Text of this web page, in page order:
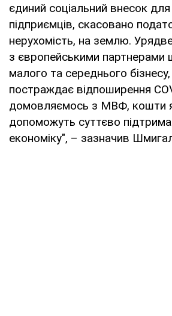
єдиний соціальний внесок для
підприємців, скасовано
нерухомість, на землю.
з європейськими партнерами
малого та середнього
постраждає відпоширення
домовляємось з МВФ, кошти
допоможуть суттєво
економіку", – зазначив